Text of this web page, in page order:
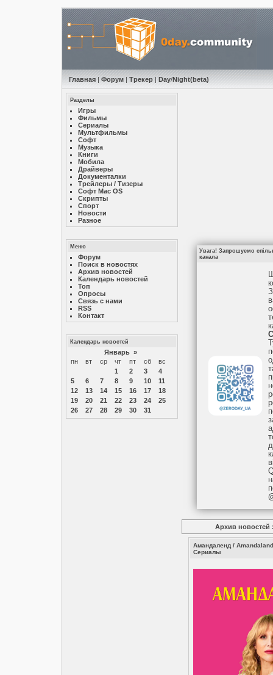
Главная| Форум| Трекер| Day/Night(beta)
Разделы
Игры
Фильмы
Сериалы
Мультфильмы
Софт
Музыкa
Книги
Мобила
Драйверы
Документалки
Трейлеры / Тизеры
Софт Mac OS
Скрипты
Спорт
Новости
Разное
Меню
Форум
Поиск в новостях
Архив новостей
Календарь новостей
Топ
Опросы
Связь с нами
RSS
Контакт
Календарь новостей
Январь »
пн
вт ср чт пт сб
вс
1
2 3
4
5
6 7 8 9 10
11
12
13 14 15 16 17
18
19
20 21 22 23 24
25
26
27 28 29 30 31
Увага! Запрошуємо
канала
Архив новостей
Амандаленд /
Сериалы